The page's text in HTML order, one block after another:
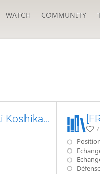
WATCH COMMUNITY
[FR] Kakugawari Partie 5 : Ai Koshikake Gin, Joseki de Kimura, Yamada et lignes historiques